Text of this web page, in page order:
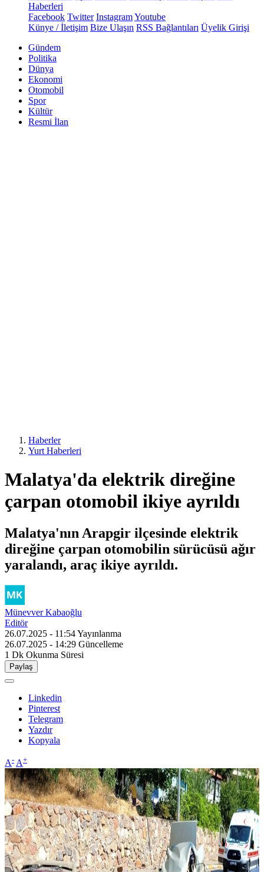
Haberleri
Facebook Twitter InstagramYoutube
Künye / İletişim Bize Ulaşın RSS Bağlantıları Üyelik Girişi
Gündem
Politika
Dünya
Ekonomi
Otomobil
Spor
Kültür
Resmi İlan
Haberler
Yurt Haberleri
Malatya'da elektrik direğine
çarpan otomobil ikiye ayrıldı
Malatya'nın Arapgir ilçesinde elektrik
direğine çarpan otomobilin sürücüsü ağır
yaralandı, araç ikiye ayrıldı.
Münevver Kabaoğlu
Editör
26.07.2025 - 11:54Yayınlanma
26.07.2025 - 14:29 Güncelleme
1 Dk Okunma Süresi
Paylaş
Linkedin
Pinterest
Telegram
Yazdır
Kopyala
A- A+